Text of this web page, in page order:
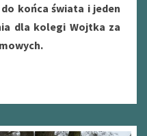
końca świata i jeden
dla kolegi Wojtka za